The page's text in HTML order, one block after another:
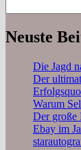
Neuste
Die Jagd
Der
Warum
Der große
Ebay im